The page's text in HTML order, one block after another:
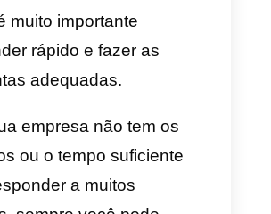
dizer o que você deseje,
na maioria dos casos é
como isso:Olhei isso no
e me encontro
a.